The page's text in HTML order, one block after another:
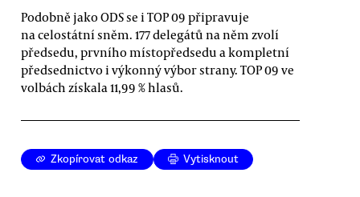
Podobně jako ODS se i TOP 09 připravuje
na celostátní sněm. 177 delegátů na něm zvolí
předsedu, prvního místopředsedu a kompletní
předsednictvo i výkonný výbor strany. TOP 09 ve
volbách získala 11,99 % hlasů.
Zkopírovat odkaz Vytisknout